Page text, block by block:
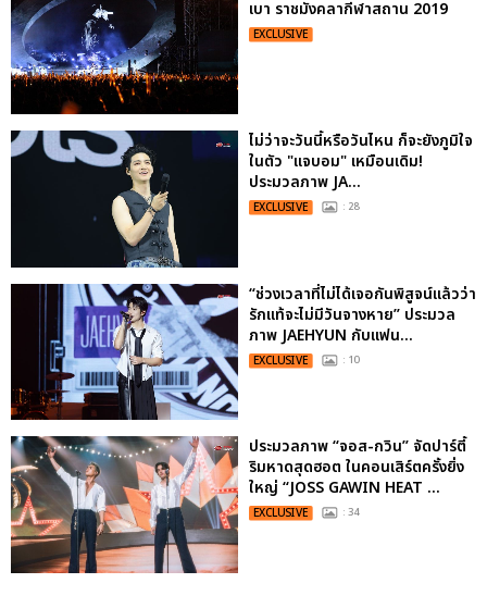
เบา ราชมังคลากีฬาสถาน 2019
EXCLUSIVE
ไม่ว่าจะวันนี้หรือวันไหน ก็จะยังภูมิใจ
ในตัว "แจบอม" เหมือนเดิม!
ประมวลภาพ JA...
EXCLUSIVE : 28
“ช่วงเวลาที่ไม่ได้เจอกันพิสูจน์แล้วว่า
รักแท้จะไม่มีวันจางหาย” ประมวล
ภาพ JAEHYUN กับแฟน...
EXCLUSIVE : 10
ประมวลภาพ “จอส-กวิน” จัดปาร์ตี้
ริมหาดสุดฮอต ในคอนเสิร์ตครั้งยิ่ง
ใหญ่ “JOSS GAWIN HEAT ...
EXCLUSIVE : 34